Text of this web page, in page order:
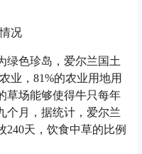
况
绿色珍岛，爱尔兰国土
业，81%的农业用地用
草场能够使得牛只每年
个月，据统计，爱尔兰
240天，饮食中草的比例